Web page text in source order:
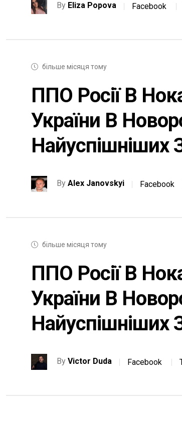
By Eliza Popova Facebook
більше місяця тому
ППО Росії В
України В
Найуспішніших
By Alex Janovskyi Facebook
більше місяця тому
ППО Росії В
України В
Найуспішніших
By Victor Duda Facebook